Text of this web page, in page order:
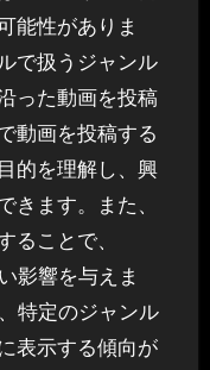
能性がありま
で扱うジャンル
った動画を投稿
動画を投稿する
的を理解し、興
きます。また、
ることで、
影響を与えま
特定のジャンル
表示する傾向が